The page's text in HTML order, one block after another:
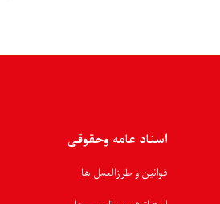
اسناد عامه وحقوقی
قوانین و طرزالعمل ها